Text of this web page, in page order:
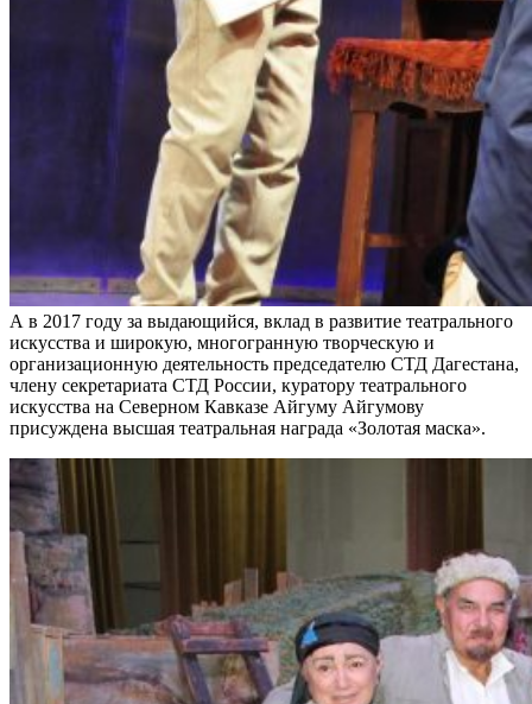
А в 2017 году за выдающийся, вклад в развитие театрального
искусства и широкую, многогранную творческую и
организационную деятельность председателю СТД Дагестана,
члену секретариата СТД России, куратору театрального
искусства на Северном Кавказе Айгуму Айгумову
присуждена высшая театральная награда «Золотая маска».